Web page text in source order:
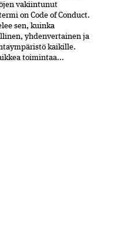
vakiintunut
on Code of Conduct.
sen, kuinka
yhdenvertainen ja
kaikille.
toimintaa...